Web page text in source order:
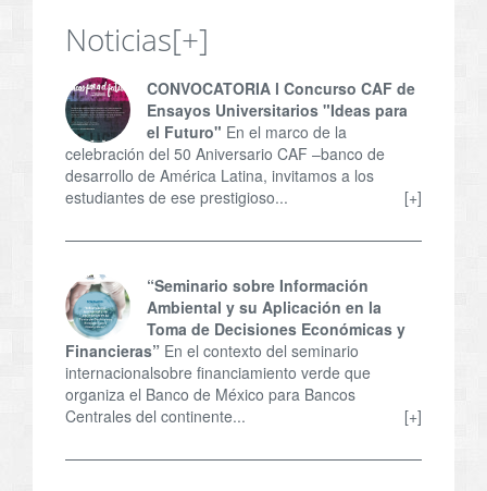
Noticias[+]
CONVOCATORIA l Concurso CAF de
Ensayos Universitarios "Ideas para
el Futuro" En el marco de la
celebración del 50 Aniversario CAF –banco de
desarrollo de América Latina, invitamos a los
estudiantes de ese prestigioso...
[+]
“Seminario sobre Información
Ambiental y su Aplicación en la
Toma de Decisiones Económicas y
Financieras” En el contexto del seminario
internacionalsobre financiamiento verde que
organiza el Banco de México para Bancos
Centrales del continente...
[+]